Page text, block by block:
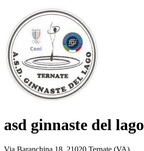
asd ginnaste del lago
Via Baranchina 18, 21020 Ternate (VA)